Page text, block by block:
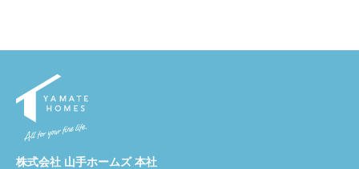
株式会社 山手ホームズ 本社